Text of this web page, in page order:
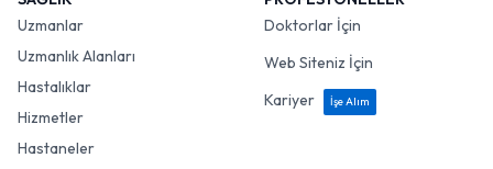
Uzmanlar
Uzmanlık Alanları
Hastalıklar
Hizmetler
Hastaneler
Doktorlar İçin
Web Siteniz İçin
Kariyer
İşe Alım